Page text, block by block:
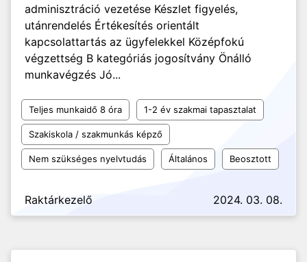
adminisztráció vezetése Készlet figyelés,
utánrendelés Értékesítés orientált
kapcsolattartás az ügyfelekkel Középfokú
végzettség B kategóriás jogosítvány Önálló
munkavégzés Jó...
Teljes munkaidő 8 óra 1-2 év szakmai tapasztalat
Szakiskola / szakmunkás képző
Nem szükséges nyelvtudás Általános Beosztott
Raktárkezelő 2024. 03. 08.